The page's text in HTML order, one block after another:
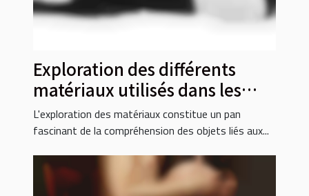
Exploration des différents
matériaux utilisés dans les
cages de chasteté
L'exploration des matériaux constitue un pan
fascinant de la compréhension des objets liés aux...